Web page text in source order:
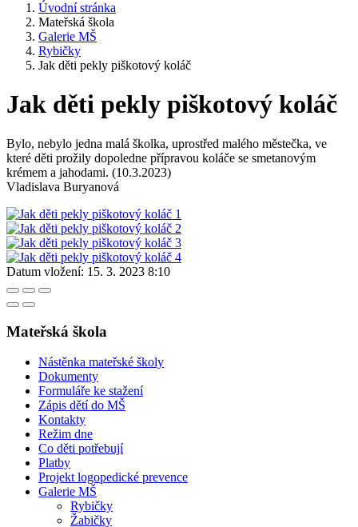
Úvodní stránka
Mateřská škola
Galerie MŠ
Rybičky
Jak děti pekly piškotový koláč
Jak děti pekly piškotový koláč
Bylo, nebylo jedna malá školka, uprostřed malého městečka, ve
které děti prožily dopoledne přípravou koláče se smetanovým
krémem a jahodami. (10.3.2023)
Vladislava Buryanová
Datum vložení: 15. 3. 2023 8:10
Mateřská škola
Nástěnka mateřské školy
Dokumenty
Formuláře ke stažení
Zápis dětí do MŠ
Kontakty
Režim dne
Co děti potřebují
Platby
Projekt logopedické prevence
Galerie MŠ
Rybičky
Žabičky